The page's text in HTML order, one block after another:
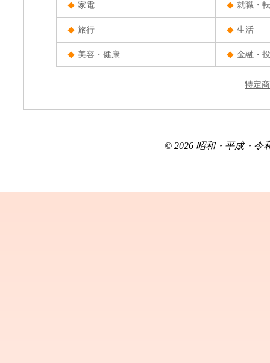
家電 就職・
旅行 生活
美容・健康 金融・
特定
© 2026 昭和・平成・令